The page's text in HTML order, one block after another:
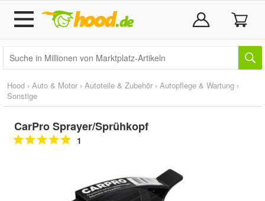
Hood › Auto & Motor › Autoteile & Zubehör › Autopflege & Wartung ›
Sonstige
CarPro Sprayer/Sprühkopf
1